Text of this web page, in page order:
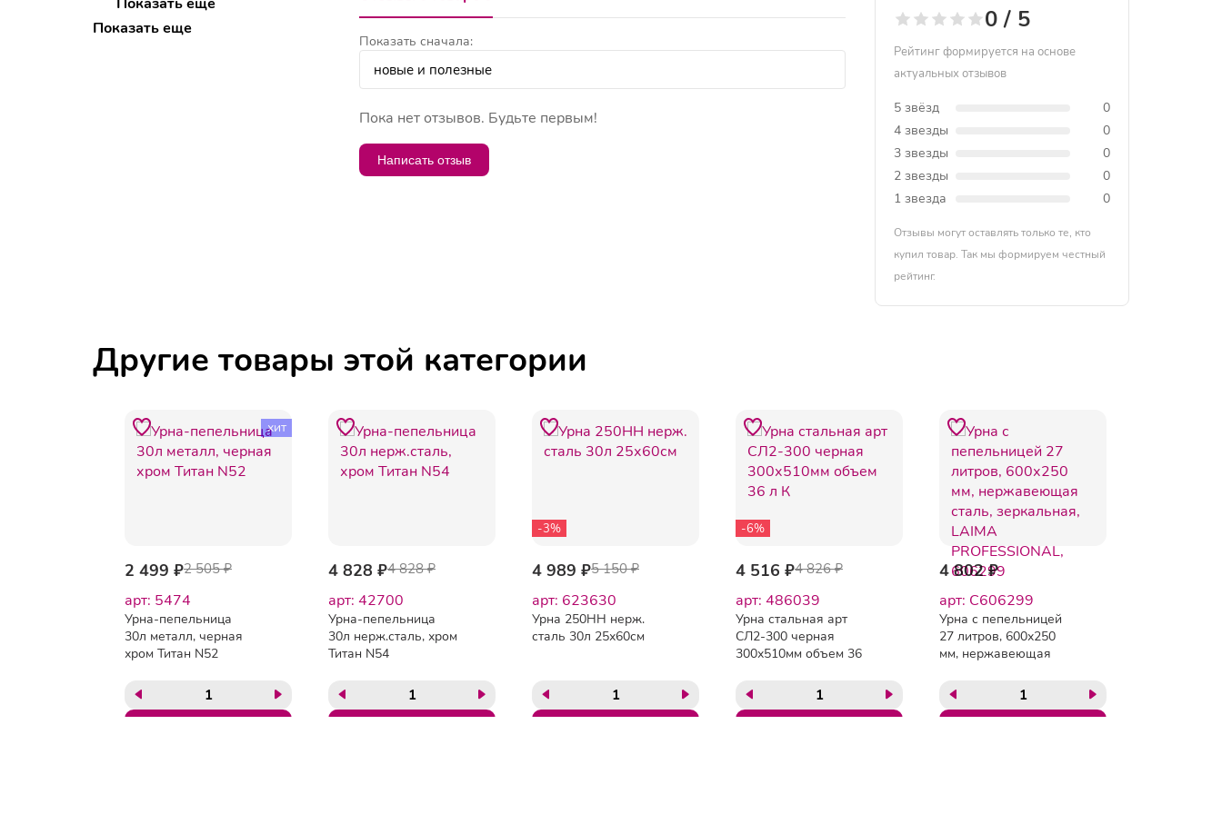
Показать еще
Показать сначала:
Пока нет отзывов. Будьте первым!
Написать отзыв
0 / 5
Рейтинг формируется на основе
актуальных отзывов
5 звёзд
0
4 звезды
0
3 звезды
0
2 звезды
0
1 звезда
0
Отзывы могут оставлять только те, кто
купил товар. Так мы формируем честный
рейтинг.
Другие товары этой категории
хит
2 499 ₽2 505 ₽
арт: 5474
Урна-пепельница
30л металл, черная
хром Титан N52
4 828 ₽4 828 ₽
арт: 42700
Урна-пепельница
30л нерж.сталь, хром
Титан N54
-3%
4 989 ₽5 150 ₽
арт: 623630
Урна 250НН нерж.
сталь 30л 25х60см
-6%
4 516 ₽4 826 ₽
арт: 486039
Урна стальная арт
СЛ2-300 черная
300х510мм объем 36
4 802 ₽
арт: C606299
Урна с пепельницей
27 литров, 600х250
мм, нержавеющая
LAIMA
PROFESSIONAL,